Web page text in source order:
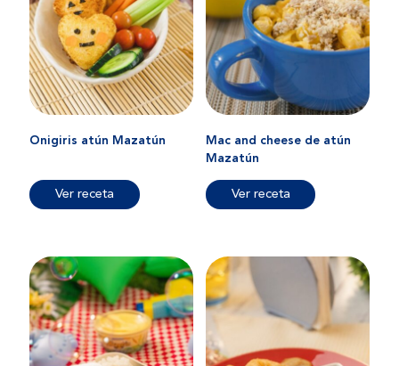
Onigiris atún Mazatún
Ver receta
Mac and cheese de atún
Mazatún
Ver receta